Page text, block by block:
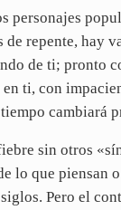
personajes
de repente, hay
de ti; pronto
ti, con
cambiará
sin otros
lo que piensan
Pero el